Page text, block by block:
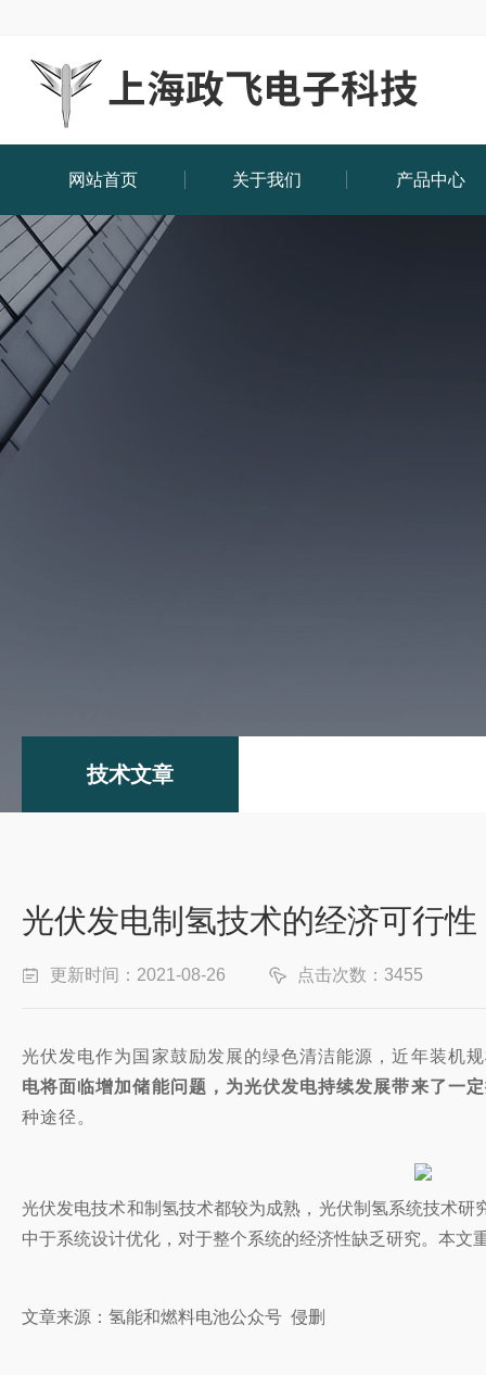
网站首页 关于我们 产品中心
技术文章
光伏发电制氢技术的经济可行性
更新时间：2021-08-26 点击次数：3455
光伏发电作为国家鼓励发展的绿色清洁能源，近年装机
电将面临增加储能问题，为光伏发电持续发展带来了一
种途径。
光伏发电技术和制氢技术都较为成熟，光伏制氢系统技术
中于系统设计优化，对于整个系统的经济性缺乏研究。本
文章来源：氢能和燃料电池公众号 侵删